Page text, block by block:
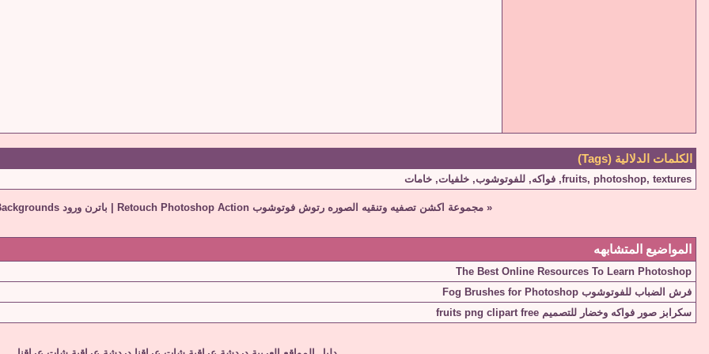
الكلمات الدلالية (Tags)
fruits, photoshop, textures
, فواكه, للفوتوشوب, خلفيات, خامات
« مجموعة اكشن تصفيه وتنقيه الصوره رتوش فوتوشوب Retouch Photoshop Action باترن ورود Rose Photoshop Pattern Backgrounds
المواضيع المتشابهه
The Best Online Resources To Learn Photoshop
فرش الضباب للفوتوشوب Fog Brushes for Photoshop
سكرابز صور فواكه وخضار للتصميم fruits png clipart free